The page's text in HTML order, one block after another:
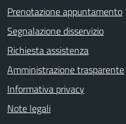
Prenotazione appuntamento
Segnalazione disservizio
Richiesta assistenza
Amministrazione trasparente
Informativa privacy
Note legali